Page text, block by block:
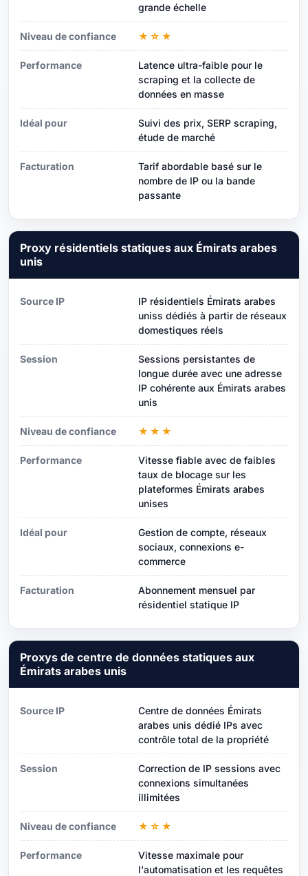
grande échelle
Niveau de confiance ★☆★
Performance
Latence ultra-faible pour le
scraping et la collecte de
données en masse
Idéal pour
Suivi des prix, SERP scraping,
étude de marché
Facturation
Tarif abordable basé sur le
nombre de IP ou la bande
passante
Proxy résidentiels statiques aux Émirats arabes
unis
Source IP
IP résidentiels Émirats arabes
uniss dédiés à partir de réseaux
domestiques réels
Session
Sessions persistantes de
longue durée avec une adresse
IP cohérente aux Émirats arabes
unis
Niveau de confiance ★★★
Performance
Vitesse fiable avec de faibles
taux de blocage sur les
plateformes Émirats arabes
unises
Idéal pour
Gestion de compte, réseaux
sociaux, connexions e-
commerce
Facturation
Abonnement mensuel par
résidentiel statique IP
Proxys de centre de données statiques aux
Émirats arabes unis
Source IP
Centre de données Émirats
arabes unis dédié IPs avec
contrôle total de la propriété
Session
Correction de IP sessions avec
connexions simultanées
illimitées
Niveau de confiance ★☆★
Performance
Vitesse maximale pour
l'automatisation et les requêtes